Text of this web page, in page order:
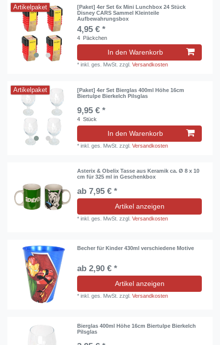
Artikelpaket
[Paket] 4er Set 6x Mini Lunchbox 24 Stück
Disney CARS Sammel Kleinteile
Aufbewahrungsbox
4,95 € *
4 Päckchen
In den Warenkorb
*inkl. ges. MwSt. zzgl.Versandkosten
Artikelpaket
[Paket] 4er Set Bierglas 400ml Höhe 16cm
Biertulpe Bierkelch Pilsglas
9,95 € *
4 Stück
In den Warenkorb
*inkl. ges. MwSt. zzgl.Versandkosten
Asterix & Obelix Tasse aus Keramik ca. Ø 8 x 10
cm für 325 ml in Geschenkbox
ab 7,95 € *
Artikel anzeigen
*inkl. ges. MwSt. zzgl.Versandkosten
Becher für Kinder 430ml verschiedene Motive
ab 2,90 € *
Artikel anzeigen
*inkl. ges. MwSt. zzgl.Versandkosten
Bierglas 400ml Höhe 16cm Biertulpe Bierkelch
Pilsglas